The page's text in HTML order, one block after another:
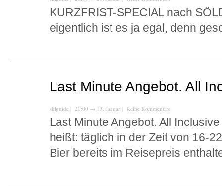
KURZFRIST-SPECIAL nach
eigentlich ist es ja egal, denn
Last Minute Angebot. All
skiguide | 20:00 → 13. Januar | Keine Kommentare
Last Minute Angebot. All
heißt: täglich in der Zeit von 16-
Bier bereits im Reisepreis